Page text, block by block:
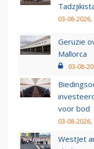
03-08-2026,
Geruzie
Mallorca
03-08-
voor bod
03-08-2026,
WestJet